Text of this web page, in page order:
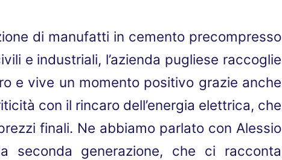
di manufatti in cemento precompresso
e industriali, l’azienda pugliese raccoglie
e vive un momento positivo grazie anche
con il rincaro dell’energia elettrica, che
finali. Ne abbiamo parlato con Alessio
seconda generazione, che ci racconta